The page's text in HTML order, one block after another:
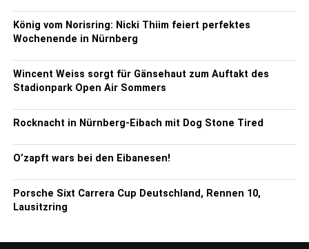
König vom Norisring: Nicki Thiim feiert perfektes
Wochenende in Nürnberg
Wincent Weiss sorgt für Gänsehaut zum Auftakt des
Stadionpark Open Air Sommers
Rocknacht in Nürnberg-Eibach mit Dog Stone Tired
O’zapft wars bei den Eibanesen!
Porsche Sixt Carrera Cup Deutschland, Rennen 10,
Lausitzring